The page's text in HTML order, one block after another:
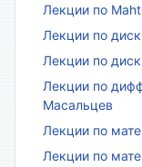
Лекции по
Лекции по
Лекции по
Лекции по
Масальцев
Лекции по
Лекции по